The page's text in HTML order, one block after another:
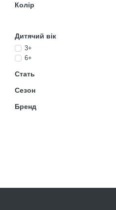
Колір
Дитячий вік
3+
6+
Стать
Сезон
Бренд